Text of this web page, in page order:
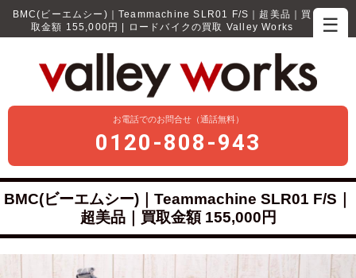
☰
BMC(ビーエムシー)｜Teammachine SLR01 F/S｜超美品｜買
取金額 155,000円 | ロードバイクの買取 Valley Works
お電話でのお問合せ（通話無料）
0120-808-943
BMC(ビーエムシー)｜Teammachine SLR01 F/S｜
超美品｜買取金額 155,000円